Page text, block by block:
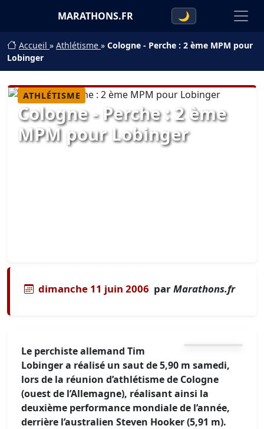
MARATHONS.FR 🌙
Accueil » Athlétisme » Cologne - Perche : 2 ème MPM pour
Lobinger
ATHLÉTISME
Cologne - Perche : 2 ème
MPM pour Lobinger
dimanche 11 juin 2006 parMarathons.fr
Le perchiste allemand Tim
Lobinger a réalisé un saut de 5,90 m samedi,
lors de la réunion d’athlétisme de Cologne
(ouest de l’Allemagne), réalisant ainsi la
deuxième performance mondiale de l’année,
derrière l’australien Steven Hooker (5,91 m).